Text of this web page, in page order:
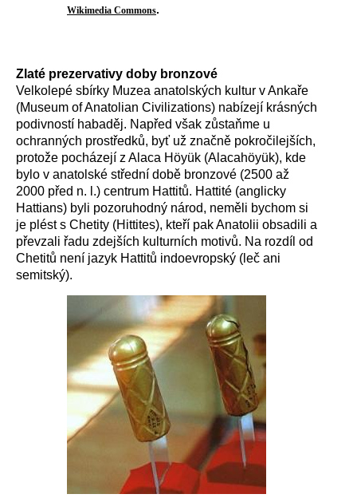
Wikimedia Commons.
Zlaté prezervativy doby bronzové
Velkolepé sbírky Muzea anatolských kultur v Ankaře
(Museum of Anatolian Civilizations) nabízejí krásných
podivností habaděj. Napřed však zůstaňme u
ochranných prostředků, byť už značně pokročilejších,
protože pocházejí z Alaca Höyük (Alacahöyük), kde
bylo v anatolské střední době bronzové (2500 až
2000 před n. l.) centrum Hattitů. Hattité (anglicky
Hattians) byli pozoruhodný národ, neměli bychom si
je plést s Chetity (Hittites), kteří pak Anatolii obsadili a
převzali řadu zdejších kulturních motivů. Na rozdíl od
Chetitů není jazyk Hattitů indoevropský (leč ani
semitský).